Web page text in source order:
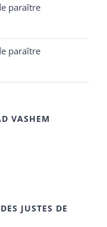
paraître
paraître
VASHEM
JUSTES DE